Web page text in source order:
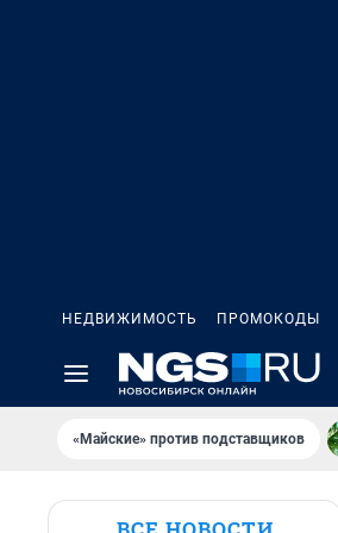
НЕДВИЖИМОСТЬ ПРОМОКОДЫ
«Майские» против подставщиков